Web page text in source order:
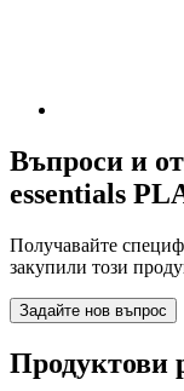
Въпроси и
essentials
Получавайте
закупили този
Задайте нов въпрос
Продуктови